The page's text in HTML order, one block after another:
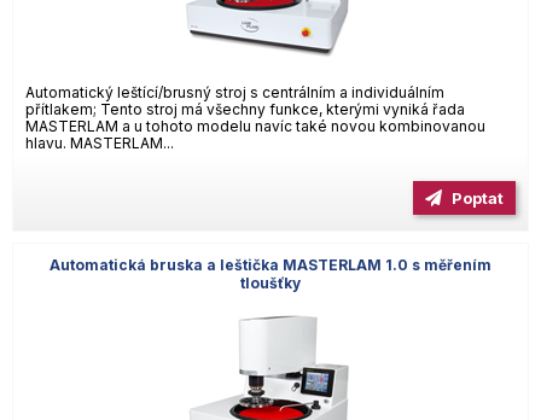
Automatický leštící/brusný stroj s centrálním a individuálním
přítlakem; Tento stroj má všechny funkce, kterými vyniká řada
MASTERLAM a u tohoto modelu navíc také novou kombinovanou
hlavu. MASTERLAM...
Poptat
Automatická bruska a leštička MASTERLAM 1.0 s měřením
tloušťky